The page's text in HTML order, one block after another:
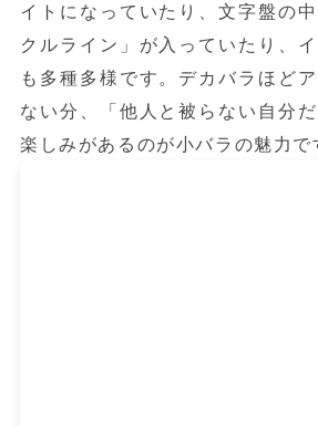
イトになっていたり、文字盤の
クルライン」が入っていたり、
も多種多様です。デカバラほど
ない分、「他人と被らない自分
楽しみがあるのが小バラの魅力で